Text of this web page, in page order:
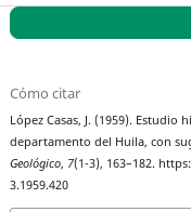
Cómo citar
López Casas, J. (1959).
departamento del Huila, con
Geológico, 7(1-3), 163–182.
3.1959.420